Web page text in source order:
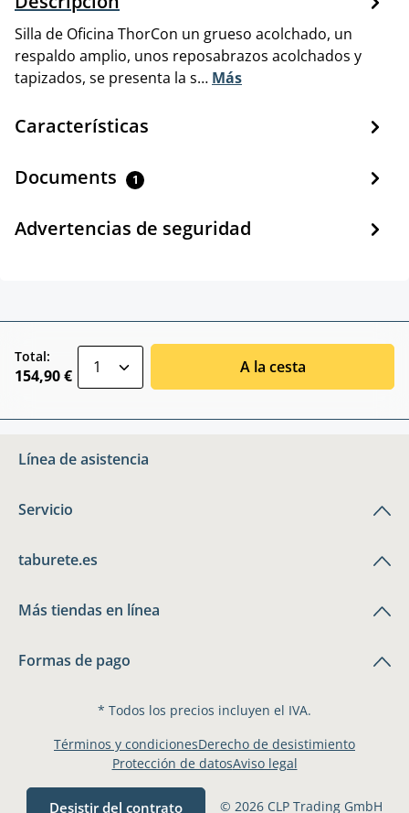
Silla de Oficina ThorCon un grueso acolchado, un
respaldo amplio, unos reposabrazos acolchados y
tapizados, se presenta la s… Más
Características
Documents 1
Advertencias de seguridad
Total:
154,90 € A la cesta
Línea de asistencia
Servicio
taburete.es
Más tiendas en línea
Formas de pago
* Todos los precios incluyen el IVA.
Desistir del contrato © 2026 CLP Trading GmbH
Términos y condicionesDerecho de desistimiento
Protección de datosAviso legal